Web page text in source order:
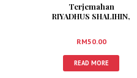
Terjemahan
RIYADHUS SHALIHIN,
RM50.00
READ MORE